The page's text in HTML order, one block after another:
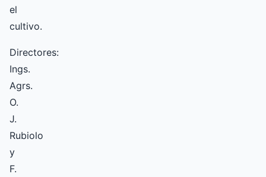
el
cultivo.
Directores:
Ings.
Agrs.
O.
J.
Rubiolo
y
F.